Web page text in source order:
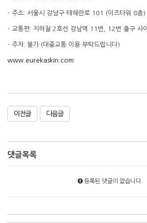
- 주소: 서울시 강남구 테헤란로 101 (이즈타워 8층)
- 교통편: 지하철 2호선 강남역 11번, 12번 출구 사이
- 주차: 불가 (대중교통 이용 부탁드립니다)
www.eurekaskin.com
이전글 다음글
댓글목록
등록된 댓글이 없습니다.